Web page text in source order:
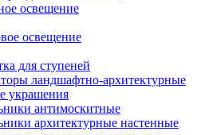
освещение
освещение
для ступеней
ландшафтно-архитектурные
украшения
антимоскитные
архитектурные настенные